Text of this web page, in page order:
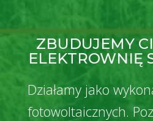
ZBUDUJEMY
ELEKTROWNIĘ
Działamy jako
fotowoltaicznych.